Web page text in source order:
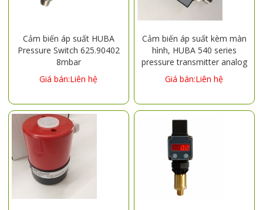
Cảm biến áp suất HUBA
Pressure Switch 625.90402
8mbar
Giá bán:Liên hệ
Cảm biến áp suất kèm màn
hình, HUBA 540 series
pressure transmitter analog
sensor DC24V
Giá bán:Liên hệ